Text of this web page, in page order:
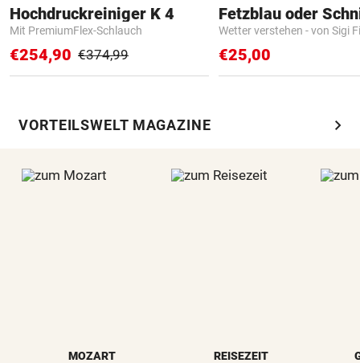
Hochdruckreiniger K 4
Mit PremiumFlex-Schlauch
€254,90 €374,99
Fetzblau oder
Wetter verstehen - von Sigi
€25,00
VORTEILSWELT MAGAZINE chevron_right
MOZART REISEZEIT